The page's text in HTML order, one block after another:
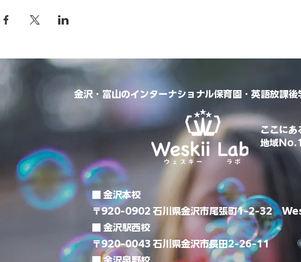
金沢・富山のインターナショナル保育園・英語放課
ここにあ
地域
■ 金沢本校
〒920-0902 石川県金沢市尾張町1-2-32
■ 金沢駅西校
〒920-0043 石川県金沢市長田2-26-11
■ 金沢泉野校